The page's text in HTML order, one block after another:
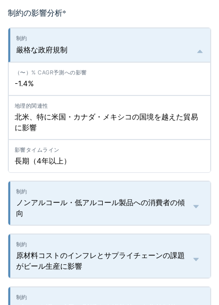
制約の影響分析*
厳格な政府規制
-1.4%
北米、特に米国・カナダ・メキシコの国境を越えた貿易
に影響
長期（4年以上）
ノンアルコール・低アルコール製品への消費者の傾
向
原材料コストのインフレとサプライチェーンの課題
がビール生産に影響